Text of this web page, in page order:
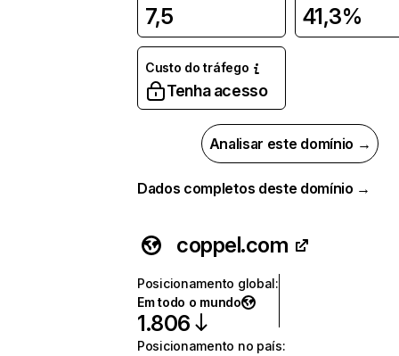
7,5 41,3%
Custo do tráfego
Tenha acesso
Analisar este domínio →
Dados completos deste domínio →
coppel.com
Posicionamento global:
Em todo o mundo
1.806
Posicionamento no país: